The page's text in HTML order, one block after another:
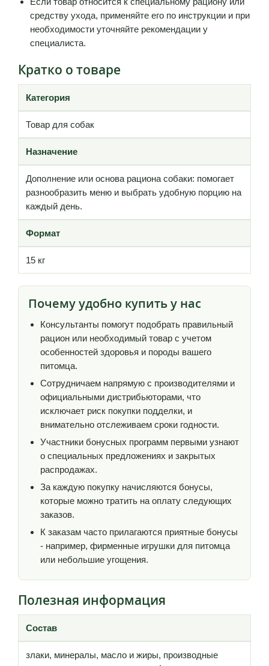
средству ухода, применяйте его по инструкции и при
необходимости уточняйте рекомендации у
специалиста.
Кратко о товаре
Категория
Товар для собак
Назначение
Дополнение или основа рациона собаки: помогает
разнообразить меню и выбрать удобную порцию на
каждый день.
Формат
15 кг
Почему удобно купить у нас
Консультанты помогут подобрать правильный
рацион или необходимый товар с учетом
особенностей здоровья и породы вашего
питомца.
Сотрудничаем напрямую с производителями и
официальными дистрибьюторами, что
исключает риск покупки подделки, и
внимательно отслеживаем сроки годности.
Участники бонусных программ первыми узнают
о специальных предложениях и закрытых
распродажах.
За каждую покупку начисляются бонусы,
которые можно тратить на оплату следующих
заказов.
К заказам часто прилагаются приятные бонусы
- например, фирменные игрушки для питомца
или небольшие угощения.
Полезная информация
Состав
злаки, минералы, масло и жиры, производные